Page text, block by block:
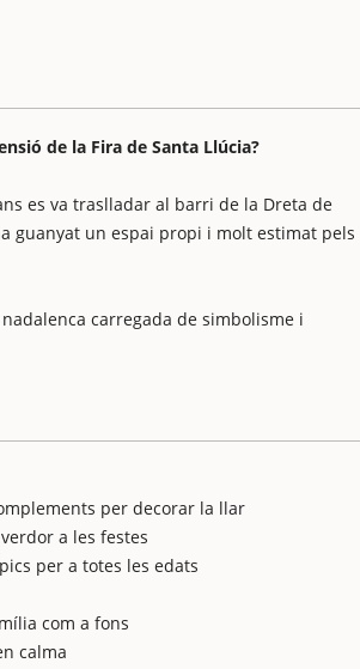
de la Fira de Santa Llúcia?
es va traslladar al barri de la Dreta de
guanyat un espai propi i molt estimat pels
carregada de simbolisme i
per decorar la llar
a les festes
per a totes les edats
com a fons
calma